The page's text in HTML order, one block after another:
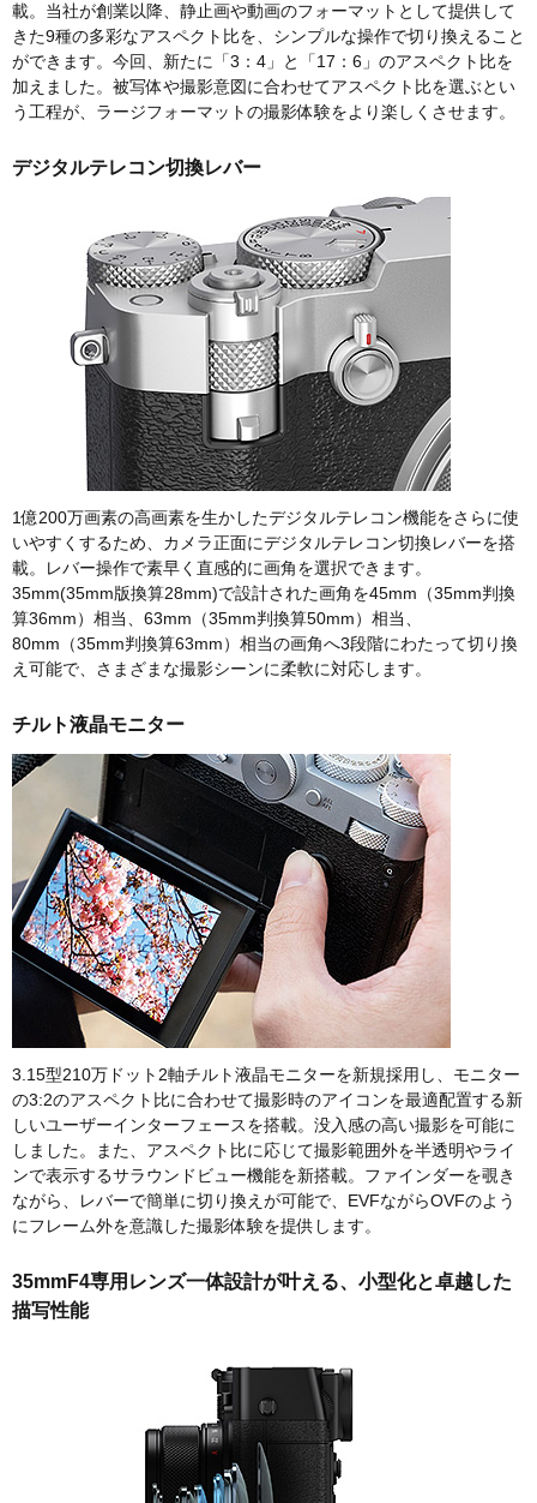
載。当社が創業以降、静止画や動画のフォーマットとして提供して
きた9種の多彩なアスペクト比を、シンプルな操作で切り換えること
ができます。今回、新たに「3：4」と「17：6」のアスペクト比を
加えました。被写体や撮影意図に合わせてアスペクト比を選ぶとい
う工程が、ラージフォーマットの撮影体験をより楽しくさせます。
デジタルテレコン切換レバー
1億200万画素の高画素を生かしたデジタルテレコン機能をさらに使
いやすくするため、カメラ正面にデジタルテレコン切換レバーを搭
載。レバー操作で素早く直感的に画角を選択できます。
35mm(35mm版換算28mm)で設計された画角を45mm（35mm判換
算36mm）相当、63mm（35mm判換算50mm）相当、
80mm（35mm判換算63mm）相当の画角へ3段階にわたって切り換
え可能で、さまざまな撮影シーンに柔軟に対応します。
チルト液晶モニター
3.15型210万ドット2軸チルト液晶モニターを新規採用し、モニター
の3:2のアスペクト比に合わせて撮影時のアイコンを最適配置する新
しいユーザーインターフェースを搭載。没入感の高い撮影を可能に
しました。また、アスペクト比に応じて撮影範囲外を半透明やライ
ンで表示するサラウンドビュー機能を新搭載。ファインダーを覗き
ながら、レバーで簡単に切り換えが可能で、EVFながらOVFのよう
にフレーム外を意識した撮影体験を提供します。
35mmF4専用レンズ一体設計が叶える、小型化と卓越した
描写性能